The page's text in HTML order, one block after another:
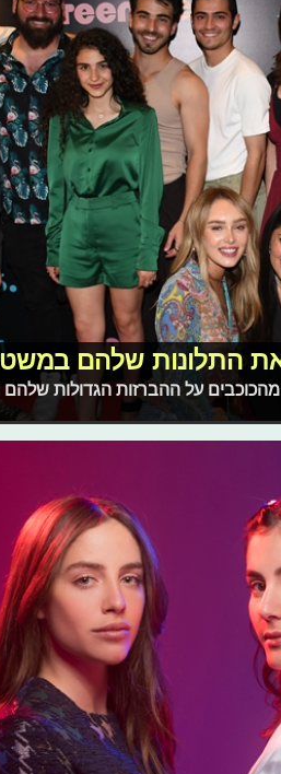
התלונות שלהם
"בת השוטר 2" ושמענו מהכוכבים על ההברזות